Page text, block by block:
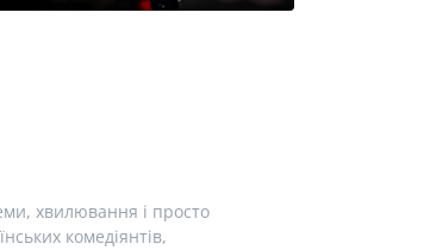
хвилювання і просто
комедіянтів,